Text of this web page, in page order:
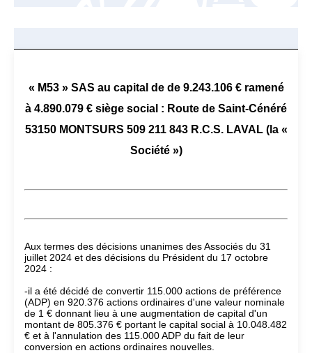
« M53 » SAS au capital de de 9.243.106 € ramené
à 4.890.079 € siège social : Route de Saint-Cénéré
53150 MONTSURS 509 211 843 R.C.S. LAVAL (la «
Société »)
Aux termes des décisions unanimes des Associés du 31
juillet 2024 et des décisions du Président du 17 octobre
2024 :
-il a été décidé de convertir 115.000 actions de préférence
(ADP) en 920.376 actions ordinaires d'une valeur nominale
de 1 € donnant lieu à une augmentation de capital d'un
montant de 805.376 € portant le capital social à 10.048.482
€ et à l'annulation des 115.000 ADP du fait de leur
conversion en actions ordinaires nouvelles.